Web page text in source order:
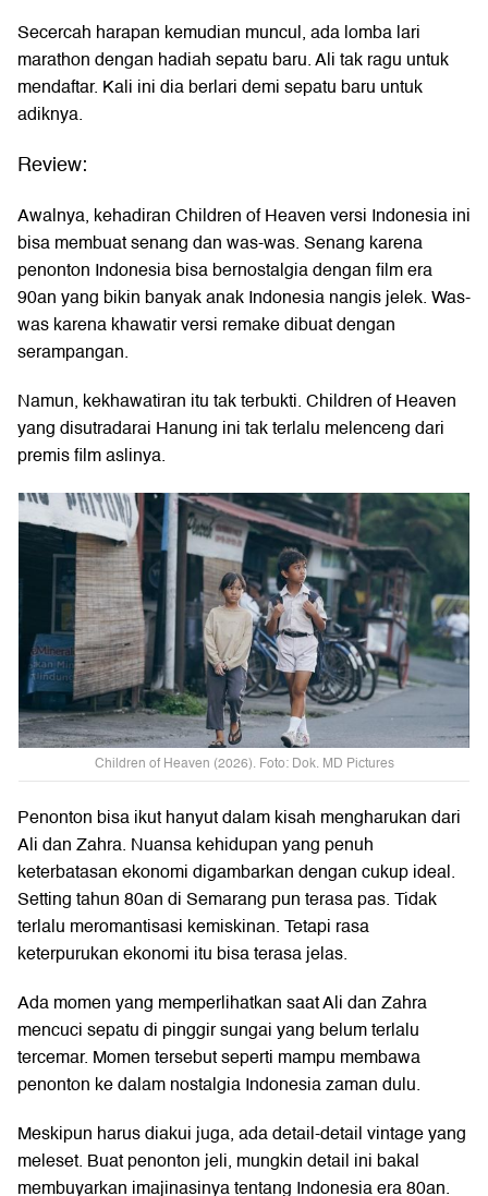
Secercah harapan kemudian muncul, ada lomba lari
marathon dengan hadiah sepatu baru. Ali tak ragu untuk
mendaftar. Kali ini dia berlari demi sepatu baru untuk
adiknya.
Review:
Awalnya, kehadiran Children of Heaven versi Indonesia ini
bisa membuat senang dan was-was. Senang karena
penonton Indonesia bisa bernostalgia dengan film era
90an yang bikin banyak anak Indonesia nangis jelek. Was-
was karena khawatir versi remake dibuat dengan
serampangan.
Namun, kekhawatiran itu tak terbukti. Children of Heaven
yang disutradarai Hanung ini tak terlalu melenceng dari
premis film aslinya.
Children of Heaven (2026). Foto: Dok. MD Pictures
Penonton bisa ikut hanyut dalam kisah mengharukan dari
Ali dan Zahra. Nuansa kehidupan yang penuh
keterbatasan ekonomi digambarkan dengan cukup ideal.
Setting tahun 80an di Semarang pun terasa pas. Tidak
terlalu meromantisasi kemiskinan. Tetapi rasa
keterpurukan ekonomi itu bisa terasa jelas.
Ada momen yang memperlihatkan saat Ali dan Zahra
mencuci sepatu di pinggir sungai yang belum terlalu
tercemar. Momen tersebut seperti mampu membawa
penonton ke dalam nostalgia Indonesia zaman dulu.
Meskipun harus diakui juga, ada detail-detail vintage yang
meleset. Buat penonton jeli, mungkin detail ini bakal
membuyarkan imajinasinya tentang Indonesia era 80an.